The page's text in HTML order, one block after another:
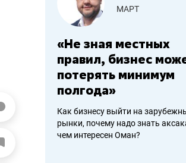
МАРТ
«Не зная местных
правил, бизнес
потерять минимум
полгода»
Как бизнесу выйти на
рынки, почему надо знать
чем интересен Оман?